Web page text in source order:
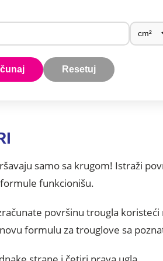
Resetuj
samo sa krugom! Istraži
funkcionišu.
površinu trougla
formulu za trouglove sa